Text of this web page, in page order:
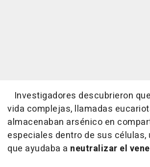
Investigadores descubrieron
vida complejas, llamadas
almacenaban arsénico en
especiales dentro de sus células,
que ayudaba a neutralizar el